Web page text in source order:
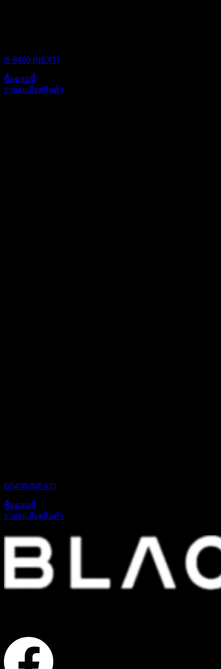
i5-6400 (NEXT)
ซื้อตอนนี้
รายละเอียดสินค้า
G5400 (NEXT)
ซื้อตอนนี้
รายละเอียดสินค้า